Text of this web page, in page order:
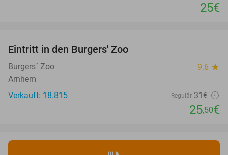
25€
Eintritt in den Burgers' Zoo
Burgers´ Zoo 9.6 star
Arnhem
Verkauft: 18.815
Regulär 31€
25,50€